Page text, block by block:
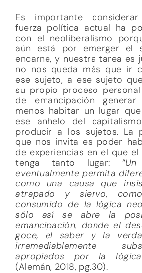
Es importante
fuerza política actual ha
con el neoliberalismo
aún está por emerger el
encarne, y nuestra tarea es
no nos queda más que ir
ese sujeto, a ese sujeto
su propio proceso
de emancipación
menos habitar un lugar
ese anhelo del
producir a los sujetos. La
que nos invita es poder
de experiencias en el que
tenga tanto lugar: “
eventualmente permita
como una causa que
atrapado y siervo, como
consumido de la lógica
sólo así se abre la
emancipación, donde el
goce, el saber y la
irremediablemente
apropiados por la
(Alemán, 2018, pg.30).